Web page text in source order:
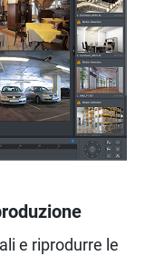
e riprodurre le